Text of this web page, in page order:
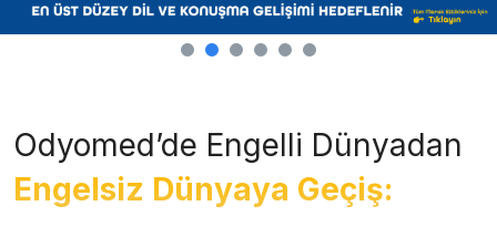
Odyomed’de Engelli Dünyadan
Engelsiz Dünyaya Geçiş: